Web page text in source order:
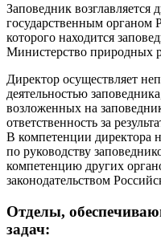
Заповедник возглавляется
государственным органом
которого находится
Министерство природных
Директор осуществляет
деятельностью
возложенных на
ответственность за
В компетенции директора
по руководству
компетенцию других
законодательством
Отделы,
задач: